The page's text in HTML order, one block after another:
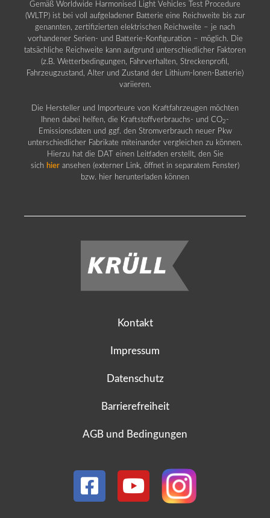
Gemäß Worldwide Harmonised Light Vehicles Test Procedure
(WLTP) ist bei voll aufgeladener Batterie eine Reichweite bis zur
genannten, zertifizierten elektrischen Reichweite – je nach
vorhandener Serien- und Batterie-Konfiguration – möglich. Die
tatsächliche Reichweite kann aufgrund unterschiedlicher Faktoren
(z.B. Wetterbedingungen, Fahrverhalten, Streckenprofil,
Fahrzeugzustand, Alter und Zustand der Lithium-Ionen-Batterie)
variieren.
Die Hersteller und Importeure von Kraftfahrzeugen möchten
Ihnen dabei helfen, die Kraftstoffverbrauchs- und CO2 -
Emissionsdaten und ggf. den Stromverbrauch neuer Pkw
unterschiedlicher Fabrikate miteinander vergleichen zu können.
Hierzu hat die DAT einen Leitfaden erstellt, den Sie
sich hier ansehen (externer Link, öffnet in separatem Fenster)
bzw. hier herunterladen können
Kontakt
Impressum
Datenschutz
Barrierefreiheit
AGB und Bedingungen